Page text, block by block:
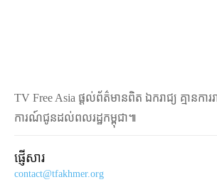
TV Free Asia ផ្ដល់ព័ត៌មានពិត ឯករាជ្យ គ្មានការ
ការណ៍ជូនដល់ពលរដ្ឋកម្ពុជា៕
ផ្ញើសារ
contact@tfakhmer.org